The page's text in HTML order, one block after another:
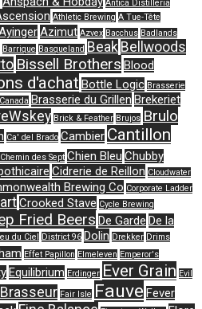
Antica Distilleria
Athletic Brewing A Tue-Tête
Azimut Azvex Bacchus Badlands
Barrique Basqueland Beak Bellwoods
Bissell Brothers Blood
d'achat Bottle Logic Brasserie
Brasserie du Grillen Brekeriet
Brick & Feather Brujos Brulo
Ca' del Brado Cambier Cantillon
Chemin des Sept Chien Bleu Chubby
Cidrerie de Reillon Cloudwater
Brewing Co Corporate Ladder
Crooked Stave Cycle Brewing
Fried Beers De Garde De la
du Ciel District 96 Dolin Drekker Drims
Effet Papillon Elmeleven Emperor's
Equilibrium Erdinger Ever Grain Evil
Fair Isle Fauve Fever